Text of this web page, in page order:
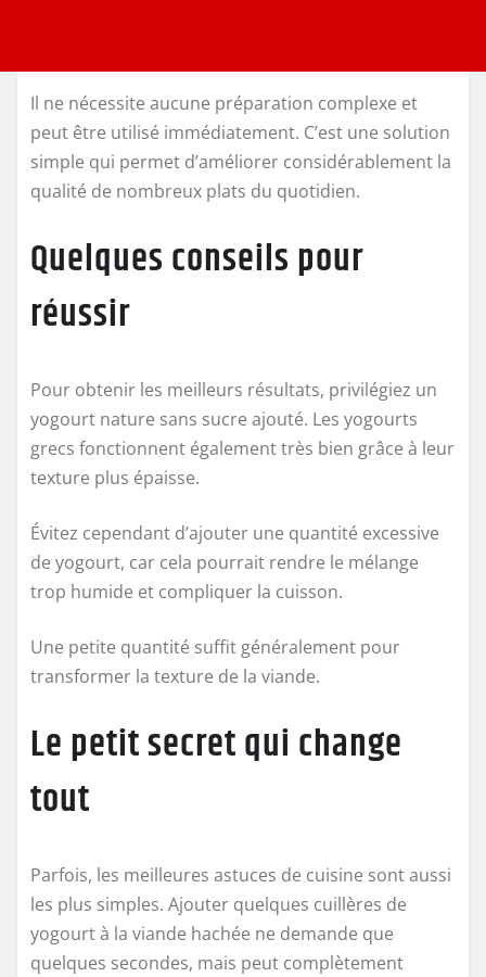
Il ne nécessite aucune préparation complexe et
peut être utilisé immédiatement. C’est une solution
simple qui permet d’améliorer considérablement la
qualité de nombreux plats du quotidien.
Quelques conseils pour
réussir
Pour obtenir les meilleurs résultats, privilégiez un
yogourt nature sans sucre ajouté. Les yogourts
grecs fonctionnent également très bien grâce à leur
texture plus épaisse.
Évitez cependant d’ajouter une quantité excessive
de yogourt, car cela pourrait rendre le mélange
trop humide et compliquer la cuisson.
Une petite quantité suffit généralement pour
transformer la texture de la viande.
Le petit secret qui change
tout
Parfois, les meilleures astuces de cuisine sont aussi
les plus simples. Ajouter quelques cuillères de
yogourt à la viande hachée ne demande que
quelques secondes, mais peut complètement